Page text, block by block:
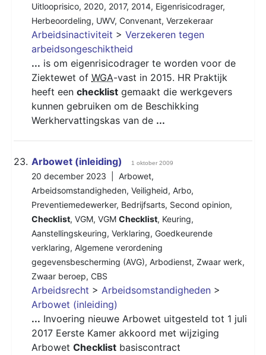
Uitlooprisico, 2020, 2017, 2014, Eigenrisicodrager,
Herbeoordeling, UWV, Convenant, Verzekeraar
Arbeidsinactiviteit > Verzekeren tegen
arbeidsongeschiktheid
... is om eigenrisicodrager te worden voor de
Ziektewet of WGA-vast in 2015. HR Praktijk
heeft een checklist gemaakt die werkgevers
kunnen gebruiken om de Beschikking
Werkhervattingskas van de ...
23. Arbowet (inleiding) 1 oktober 2009
20 december 2023 | Arbowet,
Arbeidsomstandigheden, Veiligheid, Arbo,
Preventiemedewerker, Bedrijfsarts, Second opinion,
Checklist, VGM, VGM Checklist, Keuring,
Aanstellingskeuring, Verklaring, Goedkeurende
verklaring, Algemene verordening
gegevensbescherming (AVG), Arbodienst, Zwaar werk,
Zwaar beroep, CBS
Arbeidsrecht > Arbeidsomstandigheden >
Arbowet (inleiding)
... Invoering nieuwe Arbowet uitgesteld tot 1 juli
2017 Eerste Kamer akkoord met wijziging
Arbowet Checklist basiscontract